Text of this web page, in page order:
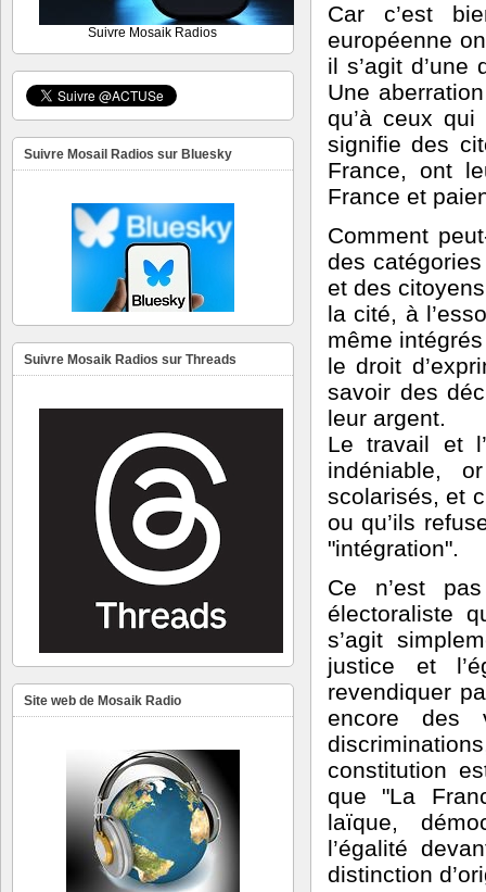
Suivre Mosaik Radios
Suivre Mosail Radios sur Bluesky
Suivre Mosaik Radios sur Threads
Site web de Mosaik Radio
Car c’est
européenne
il s’agit
Une
qu’à ceux
signifie des
France, ont
France et
Comment
des
et des
la cité, à
même
le droit
savoir des
leur argent.
Le travail et
indéniable,
scolarisés, et
ou qu’ils
"intégration".
Ce n’est
électoraliste
s’agit
justice et
revendiquer
encore des
constitution
que "La
laïque,
l’égalité
distinction